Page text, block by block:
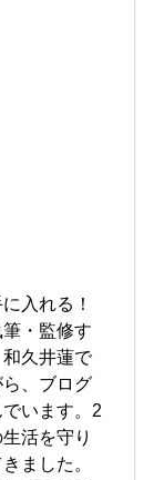
入れる！
・監修す
久井蓮で
、ブログ
います。2
活を守り
ました。